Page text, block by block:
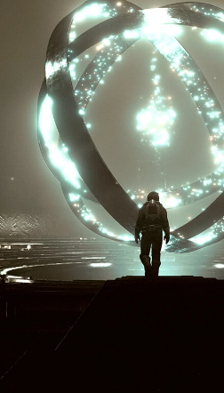
Microsoft Edge安卓测试
此内容为免费资源，请登录
0